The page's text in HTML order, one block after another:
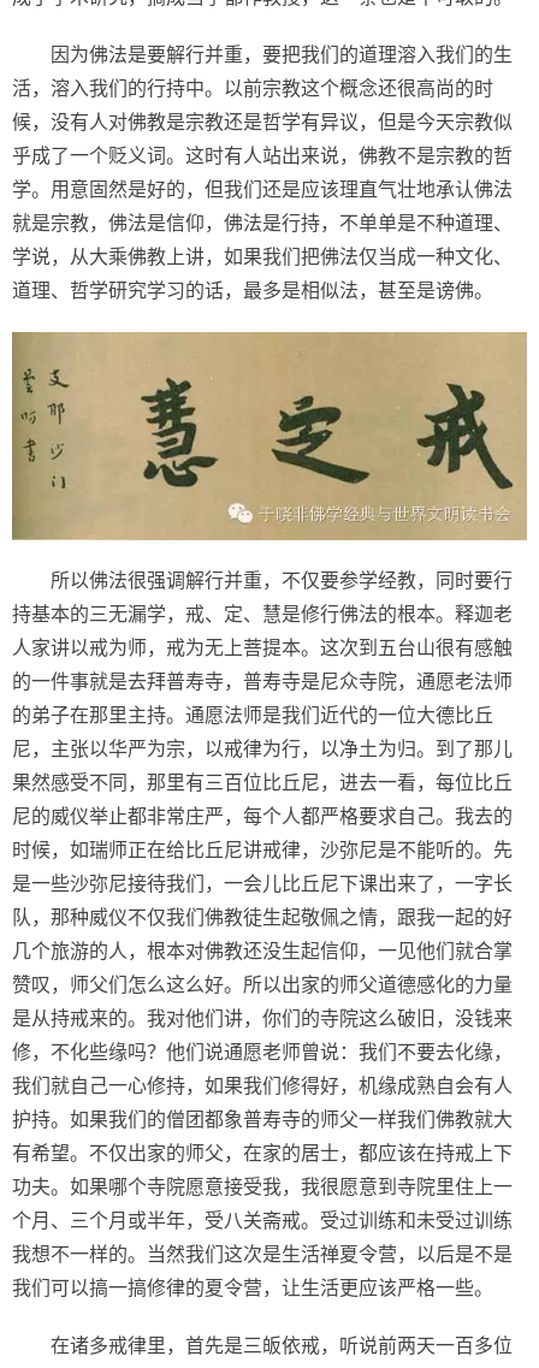
因为佛法是要解行并重，要把我们的道理溶入我们的生
活，溶入我们的行持中。以前宗教这个概念还很高尚的时
候，没有人对佛教是宗教还是哲学有异议，但是今天宗教似
乎成了一个贬义词。这时有人站出来说，佛教不是宗教的哲
学。用意固然是好的，但我们还是应该理直气壮地承认佛法
就是宗教，佛法是信仰，佛法是行持，不单单是不种道理、
学说，从大乘佛教上讲，如果我们把佛法仅当成一种文化、
道理、哲学研究学习的话，最多是相似法，甚至是谤佛。
所以佛法很强调解行并重，不仅要参学经教，同时要行
持基本的三无漏学，戒、定、慧是修行佛法的根本。释迦老
人家讲以戒为师，戒为无上菩提本。这次到五台山很有感触
的一件事就是去拜普寿寺，普寿寺是尼众寺院，通愿老法师
的弟子在那里主持。通愿法师是我们近代的一位大德比丘
尼，主张以华严为宗，以戒律为行，以净土为归。到了那儿
果然感受不同，那里有三百位比丘尼，进去一看，每位比丘
尼的威仪举止都非常庄严，每个人都严格要求自己。我去的
时候，如瑞师正在给比丘尼讲戒律，沙弥尼是不能听的。先
是一些沙弥尼接待我们，一会儿比丘尼下课出来了，一字长
队，那种威仪不仅我们佛教徒生起敬佩之情，跟我一起的好
几个旅游的人，根本对佛教还没生起信仰，一见他们就合掌
赞叹，师父们怎么这么好。所以出家的师父道德感化的力量
是从持戒来的。我对他们讲，你们的寺院这么破旧，没钱来
修，不化些缘吗？他们说通愿老师曾说：我们不要去化缘，
我们就自己一心修持，如果我们修得好，机缘成熟自会有人
护持。如果我们的僧团都象普寿寺的师父一样我们佛教就大
有希望。不仅出家的师父，在家的居士，都应该在持戒上下
功夫。如果哪个寺院愿意接受我，我很愿意到寺院里住上一
个月、三个月或半年，受八关斋戒。受过训练和未受过训练
我想不一样的。当然我们这次是生活禅夏令营，以后是不是
我们可以搞一搞修律的夏令营，让生活更应该严格一些。
在诸多戒律里，首先是三皈依戒，听说前两天一百多位